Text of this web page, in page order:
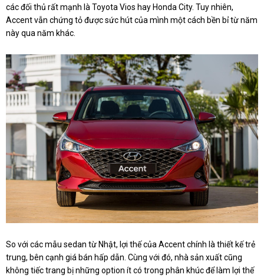
các đối thủ rất mạnh là Toyota Vios hay Honda City. Tuy nhiên,
Accent vẫn chứng tỏ được sức hút của mình một cách bền bỉ từ năm
này qua năm khác.
So với các mẫu sedan từ Nhật, lợi thế của Accent chính là thiết kế trẻ
trung, bên cạnh giá bán hấp dẫn. Cùng với đó, nhà sản xuất cũng
không tiếc trang bị những option ít có trong phân khúc để làm lợi thế